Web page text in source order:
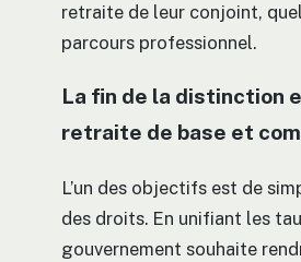
retraite de leur conjoint,
parcours professionnel.
La fin de la distinction
retraite de base et
L’un des objectifs est de
des droits. En unifiant les
gouvernement souhaite